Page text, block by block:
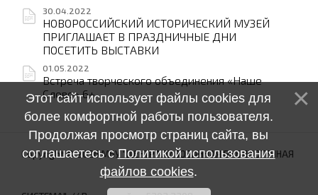
30.04.2022
НОВОРОССИЙСКИЙ ИСТОРИЧЕСКИЙ МУЗЕЙ
ПРИГЛАШАЕТ В ПРАЗДНИЧНЫЕ ДНИ
ПОСЕТИТЬ ВЫСТАВКИ
01.05.2022
Встреча творческого объединения «Наше
Слово» 6+
Copyright © 2026 МБУ "ЦЕНТРАЛИЗОВАННАЯ БИБЛИОТЕЧНАЯ
Этот сайт использует файлы cookies для
более комфортной работы пользователя.
Продолжая просмотр страниц сайта, вы
соглашаетесь сПолитикой использования
файлов cookies.